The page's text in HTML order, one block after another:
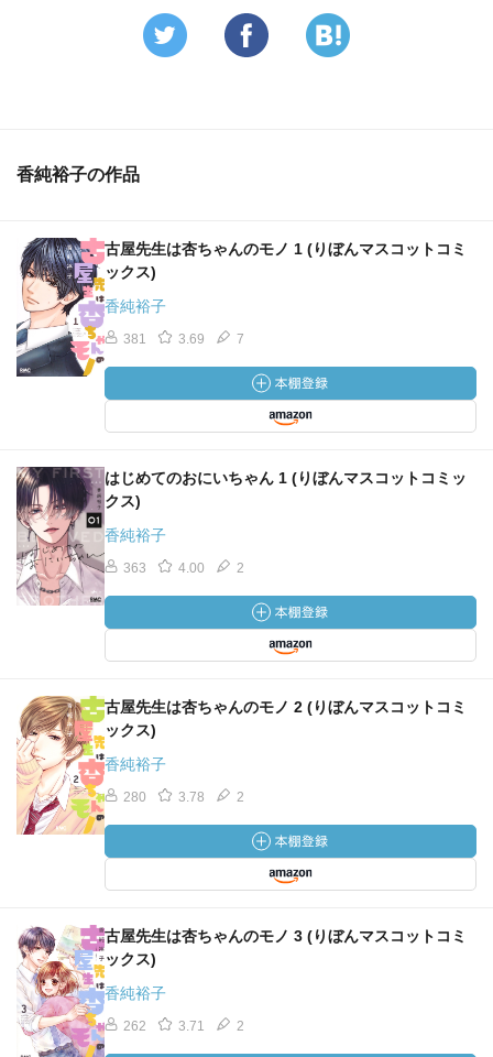
香純裕子の作品
古屋先生は杏ちゃんのモノ 1 (りぼんマスコットコミ
ックス)
香純裕子
381 3.69 7
はじめてのおにいちゃん 1 (りぼんマスコットコミッ
クス)
香純裕子
363 4.00 2
古屋先生は杏ちゃんのモノ 2 (りぼんマスコットコミ
ックス)
香純裕子
280 3.78 2
古屋先生は杏ちゃんのモノ 3 (りぼんマスコットコミ
ックス)
香純裕子
262 3.71 2